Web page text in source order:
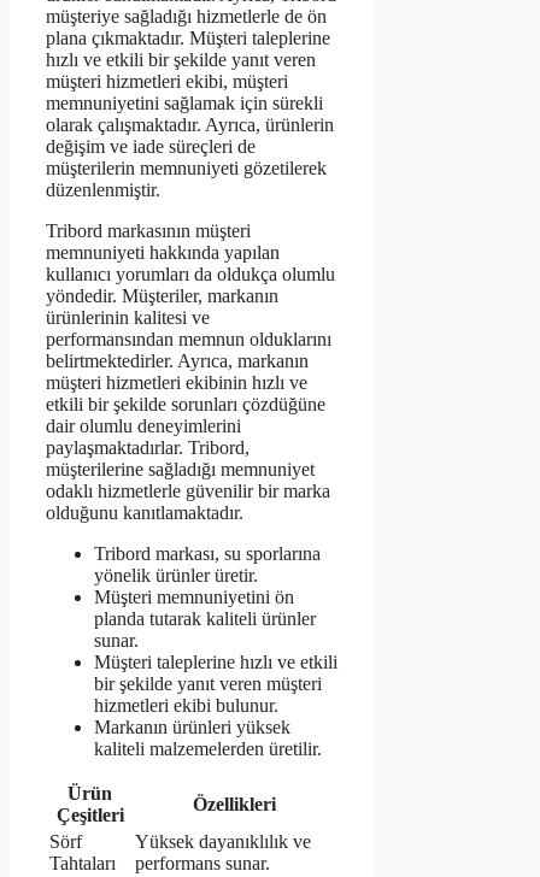
müşteriye sağladığı hizmetlerle de ön
plana çıkmaktadır. Müşteri taleplerine
hızlı ve etkili bir şekilde yanıt veren
müşteri hizmetleri ekibi, müşteri
memnuniyetini sağlamak için sürekli
olarak çalışmaktadır. Ayrıca, ürünlerin
değişim ve iade süreçleri de
müşterilerin memnuniyeti gözetilerek
düzenlenmiştir.
Tribord markasının müşteri
memnuniyeti hakkında yapılan
kullanıcı yorumları da oldukça olumlu
yöndedir. Müşteriler, markanın
ürünlerinin kalitesi ve
performansından memnun olduklarını
belirtmektedirler. Ayrıca, markanın
müşteri hizmetleri ekibinin hızlı ve
etkili bir şekilde sorunları çözdüğüne
dair olumlu deneyimlerini
paylaşmaktadırlar. Tribord,
müşterilerine sağladığı memnuniyet
odaklı hizmetlerle güvenilir bir marka
olduğunu kanıtlamaktadır.
Tribord markası, su sporlarına
yönelik ürünler üretir.
Müşteri memnuniyetini ön
planda tutarak kaliteli ürünler
sunar.
Müşteri taleplerine hızlı ve etkili
bir şekilde yanıt veren müşteri
hizmetleri ekibi bulunur.
Markanın ürünleri yüksek
kaliteli malzemelerden üretilir.
Ürün
Çeşitleri
Özellikleri
Sörf
Tahtaları
Yüksek dayanıklılık ve
performans sunar.